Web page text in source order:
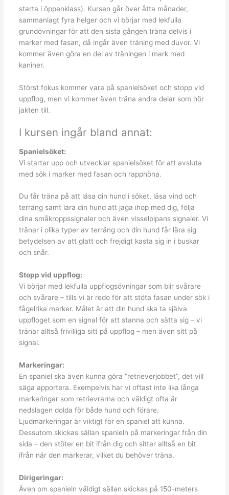
starta i öppenklass). Kursen går över åtta månader,
sammanlagt fyra helger och vi börjar med lekfulla
grundövningar för att den sista gången träna delvis i
marker med fasan, då ingår även träning med duvor. Vi
kommer även göra en del av träningen i mark med
kaniner.
Störst fokus kommer vara på spanielsöket och stopp vid
uppflog, men vi kommer även träna andra delar som hör
jakten till.
I kursen ingår bland annat:
Spanielsöket:
Vi startar upp och utvecklar spanielsöket för att avsluta
med sök i marker med fasan och rapphöna.
Du får träna på att läsa din hund i söket, läsa vind och
terräng samt lära din hund att jaga ihop med dig, följa
dina småkroppssignaler och även visselpipans signaler. Vi
tränar i olika typer av terräng och din hund får lära sig
betydelsen av att glatt och frejdigt kasta sig in i buskar
och snår.
Stopp vid uppflog:
Vi börjar med lekfulla uppflogsövningar som blir svårare
och svårare – tills vi är redo för att stöta fasan under sök i
fågelrika marker. Målet är att din hund ska ta själva
uppfloget som en signal för att stanna och sätta sig ­– vi
tränar alltså frivilliga sitt på uppflog – men även sitt på
signal.
Markeringar:
En spaniel ska även kunna göra ”retrieverjobbet”, det vill
säga apportera. Exempelvis har vi oftast inte lika långa
markeringar som retrievrarna och väldigt ofta är
nedslagen dolda för både hund och förare.
Ljudmarkeringar är viktigt för en spaniel att kunna.
Dessutom skickas sällan spanieln på markeringar från din
sida – den stöter en bit ifrån dig och sitter alltså en bit
ifrån när den markerar, vilket du behöver träna.
Dirigeringar:
Även om spanieln väldigt sällan skickas på 150-meters